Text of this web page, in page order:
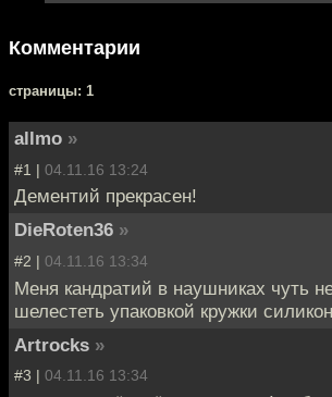
Комментарии
cтраницы: 1
allmo »
#1 | 04.11.16 13:24
Дементий прекрасен!
DieRoten36 »
#2 | 04.11.16 13:34
Меня кандратий в наушниках чуть
шелестеть упаковкой кружки
Artrocks »
#3 | 04.11.16 13:34